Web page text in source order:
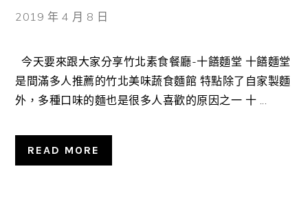
2019 年 4 月 8 日
今天要來跟大家分享竹北素食餐廳-十饍麵堂 十饍麵堂
是間滿多人推薦的竹北美味蔬食麵館 特點除了自家製麵
外，多種口味的麵也是很多人喜歡的原因之一 十 ...
READ MORE